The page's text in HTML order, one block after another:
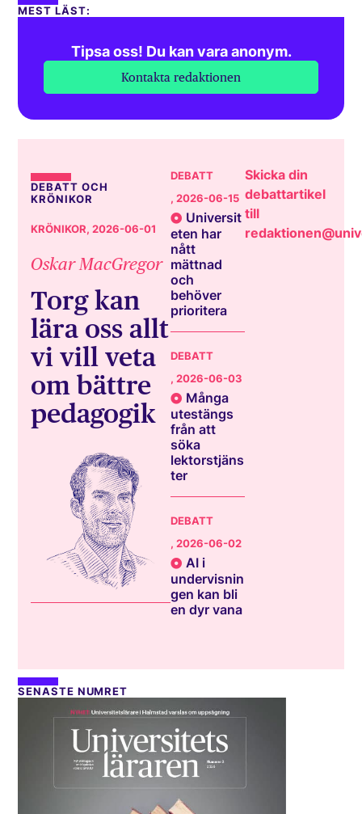
MEST LÄST:
Tipsa oss! Du kan vara anonym.
Kontakta redaktionen
DEBATT OCH
KRÖNIKOR
KRÖNIKOR, 2026-06-01
Oskar MacGregor
Torg kan
lära oss allt
vi vill veta
om bättre
pedagogik
DEBATT
, 2026-06-15
Universit
eten har
nått
mättnad
och
behöver
prioritera
DEBATT
, 2026-06-03
Många
utestängs
från att
söka
lektorstjäns
ter
DEBATT
, 2026-06-02
AI i
undervisnin
gen kan bli
en dyr vana
Skicka din
debattartikel
till
SENASTE NUMRET